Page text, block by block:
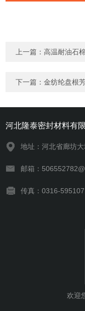
上一篇：高温耐油石
下一篇：金纺纶盘根
河北隆泰密封材料有
地址：河北省廊坊
邮箱：
传真：0316-
欢迎